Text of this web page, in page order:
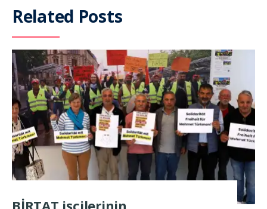
Related Posts